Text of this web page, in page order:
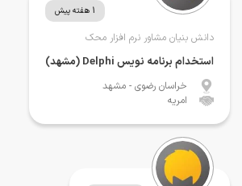
1 هفته پیش
دانش بنیان مشاور نرم افزار محک
استخدام برنامه نویس Delphi (مشهد)
خراسان رضوی - مشهد
امریه